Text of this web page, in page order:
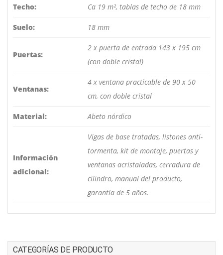
Techo: Ca 19 m², tablas de techo de 18 mm
Suelo: 18 mm
Puertas:
2 x puerta de entrada 143 x 195 cm
(con doble cristal)
Ventanas:
4 x ventana practicable de 90 x 50
cm, con doble cristal
Material: Abeto nórdico
Información
adicional:
Vigas de base tratadas, listones anti-
tormenta, kit de montaje, puertas y
ventanas acristaladas, cerradura de
cilindro, manual del producto,
garantía de 5 años.
CATEGORÍAS DE PRODUCTO